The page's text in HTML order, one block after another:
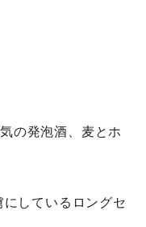
の発泡酒、麦とホ
しているロングセ